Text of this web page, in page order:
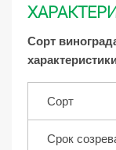
Сорт
Сорт
Срок